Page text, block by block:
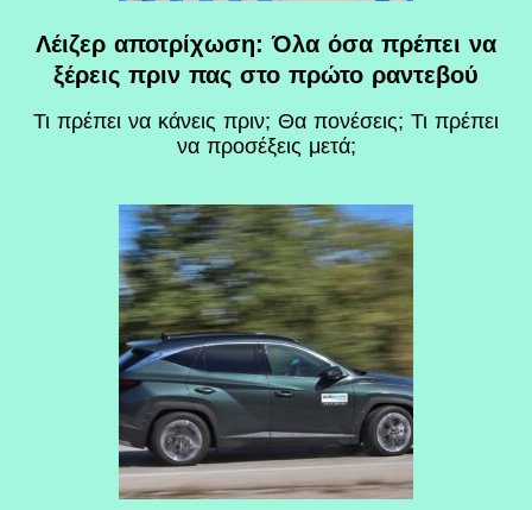
Λέιζερ αποτρίχωση: Όλα όσα πρέπει να
ξέρεις πριν πας στο πρώτο ραντεβού
Τι πρέπει να κάνεις πριν; Θα πονέσεις; Τι πρέπει
να προσέξεις μετά;